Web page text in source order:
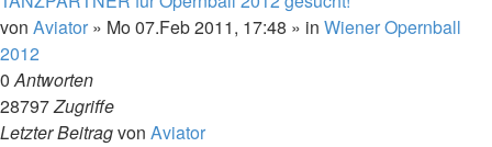
von Aviator » Mo 07.Feb 2011, 17:48 » in Wiener Opernball
2012
0Antworten
28797Zugriffe
Letzter Beitragvon Aviator